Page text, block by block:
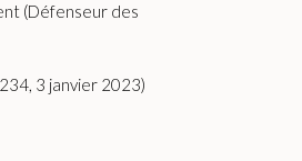
(Défenseur des
3 janvier 2023)